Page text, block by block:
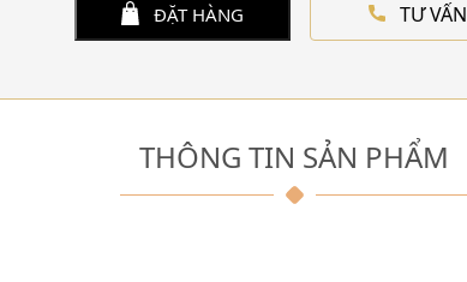
ĐẶT HÀNG TƯ VẤN
THÔNG TIN SẢN PHẨM